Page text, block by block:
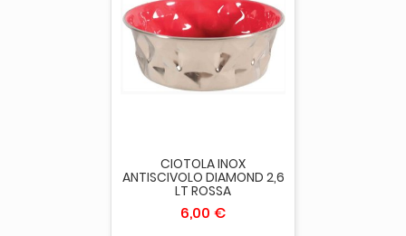
CIOTOLA INOX
ANTISCIVOLO DIAMOND 2,6
LT ROSSA
6,00 €